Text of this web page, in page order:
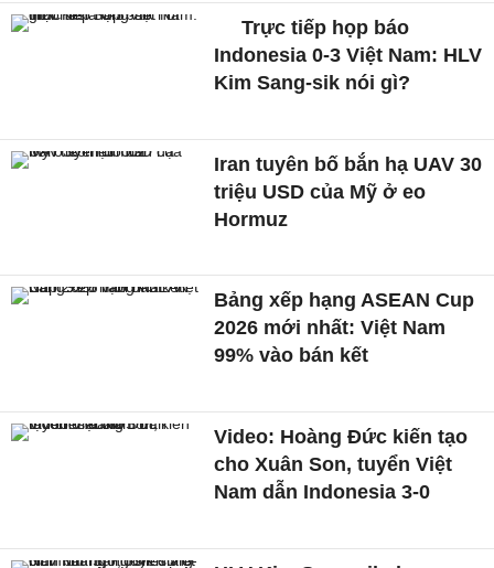
Trực tiếp họp báo
Indonesia 0-3 Việt Nam: HLV
Kim Sang-sik nói gì?
Iran tuyên bố bắn hạ UAV 30
triệu USD của Mỹ ở eo
Hormuz
Bảng xếp hạng ASEAN Cup
2026 mới nhất: Việt Nam
99% vào bán kết
Video: Hoàng Đức kiến tạo
cho Xuân Son, tuyển Việt
Nam dẫn Indonesia 3-0